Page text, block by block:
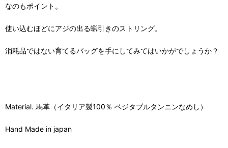
なのもポイント。
使い込むほどにアジの出る蝋引きのストリング。
消耗品ではない育てるバッグを手にしてみてはいかがでしょうか？
Material. 馬革（イタリア製100％ ベジタブルタンニンなめし）
Hand Made in japan